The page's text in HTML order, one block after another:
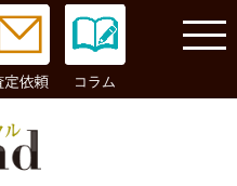
コラム